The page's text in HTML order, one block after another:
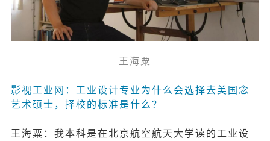
王海粟
影视工业网：工业设计专业为什么会选择去美国念
艺术硕士，择校的标准是什么？
王海粟：我本科是在北京航空航天大学读的工业设